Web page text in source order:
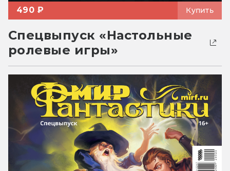
490 ₽ Купить
Спецвыпуск «Настольные
ролевые игры»